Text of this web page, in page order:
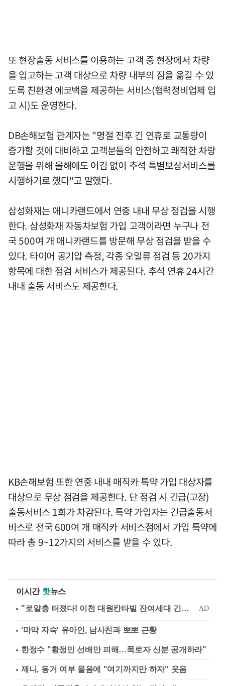
또 현장출동 서비스를 이용하는 고객 중 현장에서 차량
을 입고하는 고객 대상으로 차량 내부의 짐을 옮길 수 있
도록 친환경 에코백을 제공하는 서비스(협력정비업체 입
고 시)도 운영한다.
DB손해보험 관계자는 "명절 전후 긴 연휴로 교통량이
증가할 것에 대비하고 고객분들의 안전하고 쾌적한 차량
운행을 위해 올해에도 어김 없이 추석 특별보상서비스를
시행하기로 했다"고 말했다.
삼성화재는 애니카랜드에서 연중 내내 무상 점검을 시행
한다. 삼성화재 자동차보험 가입 고객이라면 누구나 전
국 500여 개 애니카랜드를 방문해 무상 점검을 받을 수
있다. 타이어 공기압 측정, 각종 오일류 점검 등 20가지
항목에 대한 점검 서비스가 제공된다. 추석 연휴 24시간
내내 출동 서비스도 제공한다.
KB손해보험 또한 연중 내내 매직카 특약 가입 대상자를
대상으로 무상 점검을 제공한다. 단 점검 시 긴급(고장)
출동서비스 1회가 차감된다. 특약 가입자는 긴급출동서
비스로 전국 600여 개 매직카 서비스점에서 가입 특약에
따라 총 9~12가지의 서비스를 받을 수 있다.
이시간 핫뉴스
'마약 자숙' 유아인, 남사친과 뽀뽀 근황
한정수 "황정민 선배만 피해…폭로자 신분 공개하라"
제니, 동거 여부 물음에 "여기까지만 하자" 웃음